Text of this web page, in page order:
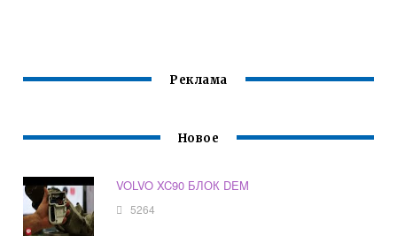
Реклама
Новое
VOLVO XC90 БЛОК DEM
5264